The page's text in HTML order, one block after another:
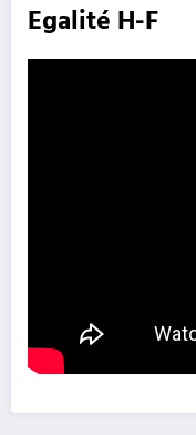
Egalité H-F